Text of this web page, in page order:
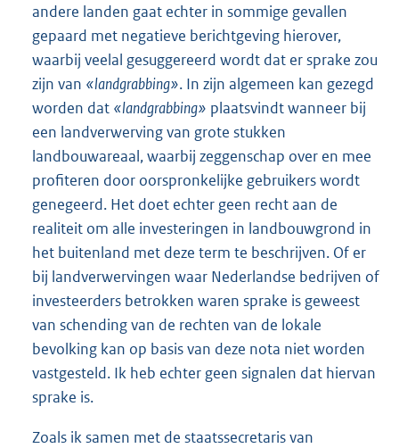
andere landen gaat echter in sommige gevallen
gepaard met negatieve berichtgeving hierover,
waarbij veelal gesuggereerd wordt dat er sprake zou
zijn van «landgrabbing». In zijn algemeen kan gezegd
worden dat «landgrabbing» plaatsvindt wanneer bij
een landverwerving van grote stukken
landbouwareaal, waarbij zeggenschap over en mee
profiteren door oorspronkelijke gebruikers wordt
genegeerd. Het doet echter geen recht aan de
realiteit om alle investeringen in landbouwgrond in
het buitenland met deze term te beschrijven. Of er
bij landverwervingen waar Nederlandse bedrijven of
investeerders betrokken waren sprake is geweest
van schending van de rechten van de lokale
bevolking kan op basis van deze nota niet worden
vastgesteld. Ik heb echter geen signalen dat hiervan
sprake is.
Zoals ik samen met de staatssecretaris van